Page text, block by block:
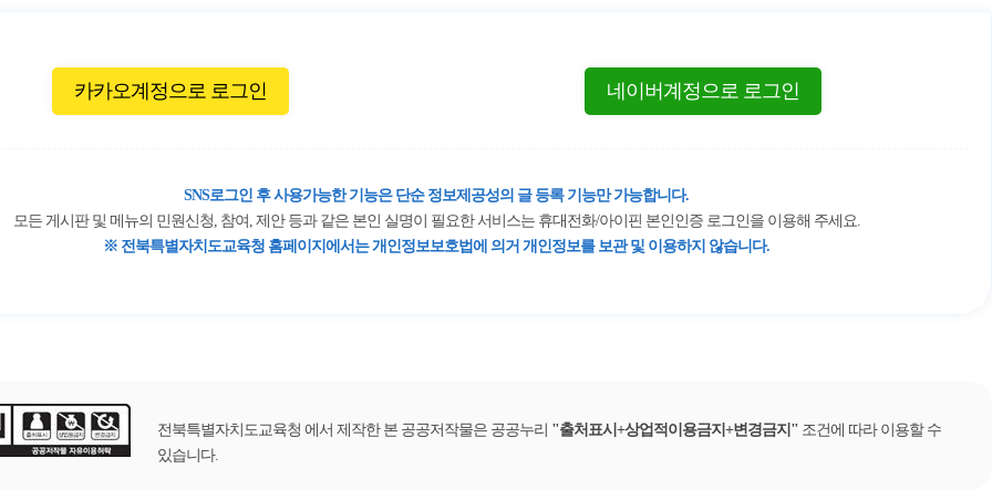
카카오계정으로 로그인 네이버계정으로 로그인
SNS로그인 후 사용가능한 기능은 단순 정보제공성의 글 등록 기능만 가능합니다.
모든 게시판 및 메뉴의 민원신청, 참여, 제안 등과 같은 본인 실명이 필요한 서비스는 휴대전화/아이핀 본인인증 로그인을 이용해 주세요.
※ 전북특별자치도교육청 홈페이지에서는 개인정보보호법에 의거 개인정보를 보관 및 이용하지 않습니다.
전북특별자치도교육청 에서 제작한 본 공공저작물은 공공누리 출처표시+상업적이용금지+변경금지
조건에 따라 이용할 수
있습니다.